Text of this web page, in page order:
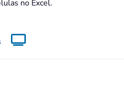
no Excel.